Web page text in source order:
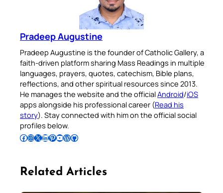
Pradeep Augustine
Pradeep Augustine is the founder of Catholic Gallery, a
faith-driven platform sharing Mass Readings in multiple
languages, prayers, quotes, catechism, Bible plans,
reflections, and other spiritual resources since 2013.
He manages the website and the officialAndroid/iOS
apps alongside his professional career (Read his
story). Stay connected with him on the official social
profiles below.
Follow Pradeep on Facebook Follow Pradeep on InstagramFollow Pradeep on X Follow Pradeep on LinkedIn Follow Pradeep on Pinterest Subscribe to Pradeep’s Youtube Channel Follow Pradeep on WordPress Follow Pradeep on GitHub
Related Articles